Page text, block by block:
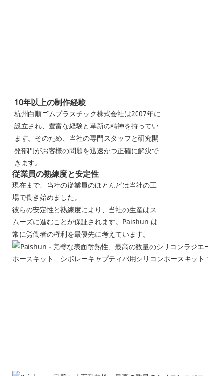
10年以上の制作経験
杭州白順ゴムプラスチック株式会社は2007年に
設立され、豊富な経験と革新の精神を持ってい
ます。そのため、当社の専門スタッフと研究開
発部門がお客様の問題を迅速かつ正確に解決で
きます。
従業員の熟練度と安定性
現在まで、当社の従業員のほとんどは当社の工
場で働き始めました。
彼らの安定性と熟練度により、当社の生産はス
ムーズに進むことが保証されます。Paishun は
常に労働者の権利を最優先に考えています。